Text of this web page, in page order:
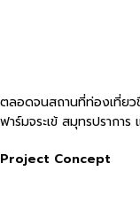
ตลอดจนสถานที่ท่องเที่ยว
ฟาร์มจระเข้ สมุทรปรากา
Project Concept